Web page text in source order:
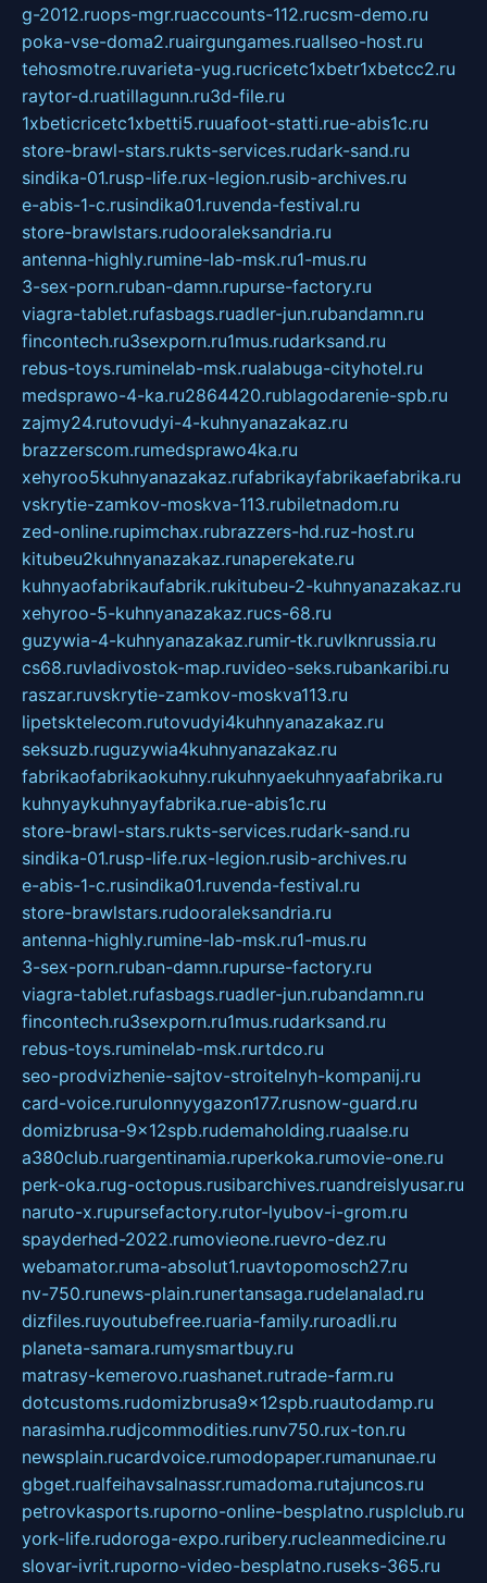
g-2012.ruops-mgr.ruaccounts-112.rucsm-demo.ru
poka-vse-doma2.ruairgungames.ruallseo-host.ru
tehosmotre.ruvarieta-yug.rucricetc1xbetr1xbetcc2.ru
raytor-d.ruatillagunn.ru3d-file.ru
1xbeticricetc1xbetti5.ruuafoot-statti.rue-abis1c.ru
store-brawl-stars.rukts-services.rudark-sand.ru
sindika-01.rusp-life.rux-legion.rusib-archives.ru
e-abis-1-c.rusindika01.ruvenda-festival.ru
store-brawlstars.rudooraleksandria.ru
antenna-highly.rumine-lab-msk.ru1-mus.ru
3-sex-porn.ruban-damn.rupurse-factory.ru
viagra-tablet.rufasbags.ruadler-jun.rubandamn.ru
fincontech.ru3sexporn.ru1mus.rudarksand.ru
rebus-toys.ruminelab-msk.rualabuga-cityhotel.ru
medsprawo-4-ka.ru2864420.rublagodarenie-spb.ru
zajmy24.rutovudyi-4-kuhnyanazakaz.ru
brazzerscom.rumedsprawo4ka.ru
xehyroo5kuhnyanazakaz.rufabrikayfabrikaefabrika.ru
vskrytie-zamkov-moskva-113.rubiletnadom.ru
zed-online.rupimchax.rubrazzers-hd.ruz-host.ru
kitubeu2kuhnyanazakaz.runaperekate.ru
kuhnyaofabrikaufabrik.rukitubeu-2-kuhnyanazakaz.ru
xehyroo-5-kuhnyanazakaz.rucs-68.ru
guzywia-4-kuhnyanazakaz.rumir-tk.ruvlknrussia.ru
cs68.ruvladivostok-map.ruvideo-seks.rubankaribi.ru
raszar.ruvskrytie-zamkov-moskva113.ru
lipetsktelecom.rutovudyi4kuhnyanazakaz.ru
seksuzb.ruguzywia4kuhnyanazakaz.ru
fabrikaofabrikaokuhny.rukuhnyaekuhnyaafabrika.ru
kuhnyaykuhnyayfabrika.rue-abis1c.ru
store-brawl-stars.rukts-services.rudark-sand.ru
sindika-01.rusp-life.rux-legion.rusib-archives.ru
e-abis-1-c.rusindika01.ruvenda-festival.ru
store-brawlstars.rudooraleksandria.ru
antenna-highly.rumine-lab-msk.ru1-mus.ru
3-sex-porn.ruban-damn.rupurse-factory.ru
viagra-tablet.rufasbags.ruadler-jun.rubandamn.ru
fincontech.ru3sexporn.ru1mus.rudarksand.ru
rebus-toys.ruminelab-msk.rurtdco.ru
seo-prodvizhenie-sajtov-stroitelnyh-kompanij.ru
card-voice.rurulonnyygazon177.rusnow-guard.ru
domizbrusa-9x12spb.rudemaholding.ruaalse.ru
a380club.ruargentinamia.ruperkoka.rumovie-one.ru
perk-oka.rug-octopus.rusibarchives.ruandreislyusar.ru
naruto-x.rupursefactory.rutor-lyubov-i-grom.ru
spayderhed-2022.rumovieone.ruevro-dez.ru
webamator.ruma-absolut1.ruavtopomosch27.ru
nv-750.runews-plain.runertansaga.rudelanalad.ru
dizfiles.ruyoutubefree.ruaria-family.ruroadli.ru
planeta-samara.rumysmartbuy.ru
matrasy-kemerovo.ruashanet.rutrade-farm.ru
dotcustoms.rudomizbrusa9x12spb.ruautodamp.ru
narasimha.rudjcommodities.runv750.rux-ton.ru
newsplain.rucardvoice.rumodopaper.rumanunae.ru
gbget.rualfeihavsalnassr.rumadoma.rutajuncos.ru
petrovkasports.ruporno-online-besplatno.rusplclub.ru
york-life.rudoroga-expo.ruribery.rucleanmedicine.ru
slovar-ivrit.ruporno-video-besplatno.ruseks-365.ru